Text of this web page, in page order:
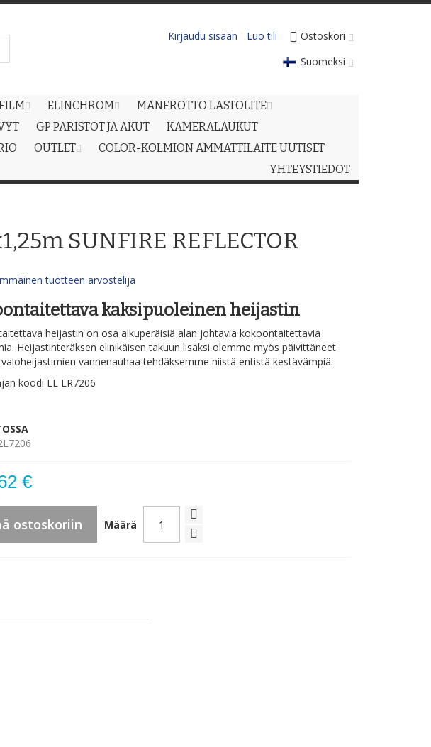
Ostoskori
Kirjaudu sisään
Luo tili
Suomeksi
ELINCHROM
MANFROTTO LASTOLITE
GP PARISTOT JA AKUT
KAMERALAUKUT
OUTLET
COLOR-KOLMION AMMATTILAITE UUTISET
YHTEYSTIEDOT
SUNFIRE REFLECTOR
tuotteen arvostelija
kaksipuoleinen heijastin
heijastin on osa alkuperäisiä alan johtavia kokoontaitettavia
Heijastinteräksen elinikäisen takuun lisäksi olemme myös päivittäneet
vannenauhaa tehdäksemme niistä entistä kestävämpiä.
koodi LL LR7206
€
Määrä
ostoskoriin